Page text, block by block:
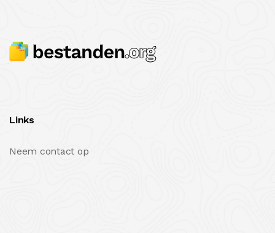
Links
Neem contact op